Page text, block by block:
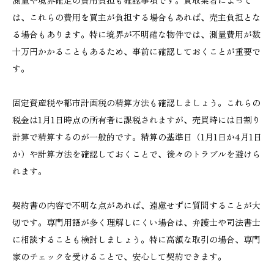
は、これらの費用を買主が負担する場合もあれば、売主負担とな
る場合もあります。特に境界が不明確な物件では、測量費用が数
十万円かかることもあるため、事前に確認しておくことが重要で
す。
固定資産税や都市計画税の精算方法も確認しましょう。これらの
税金は1月1日時点の所有者に課税されますが、売買時には日割り
計算で精算するのが一般的です。精算の基準日（1月1日か4月1日
か）や計算方法を確認しておくことで、後々のトラブルを避けら
れます。
契約書の内容で不明な点があれば、遠慮せずに質問することが大
切です。専門用語が多く理解しにくい場合は、弁護士や司法書士
に相談することも検討しましょう。特に高額な取引の場合、専門
家のチェックを受けることで、安心して契約できます。